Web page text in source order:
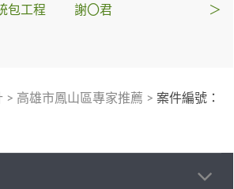
包工程 謝〇君 ＞
> 高雄市鳳山區專家推薦 > 案件編號：